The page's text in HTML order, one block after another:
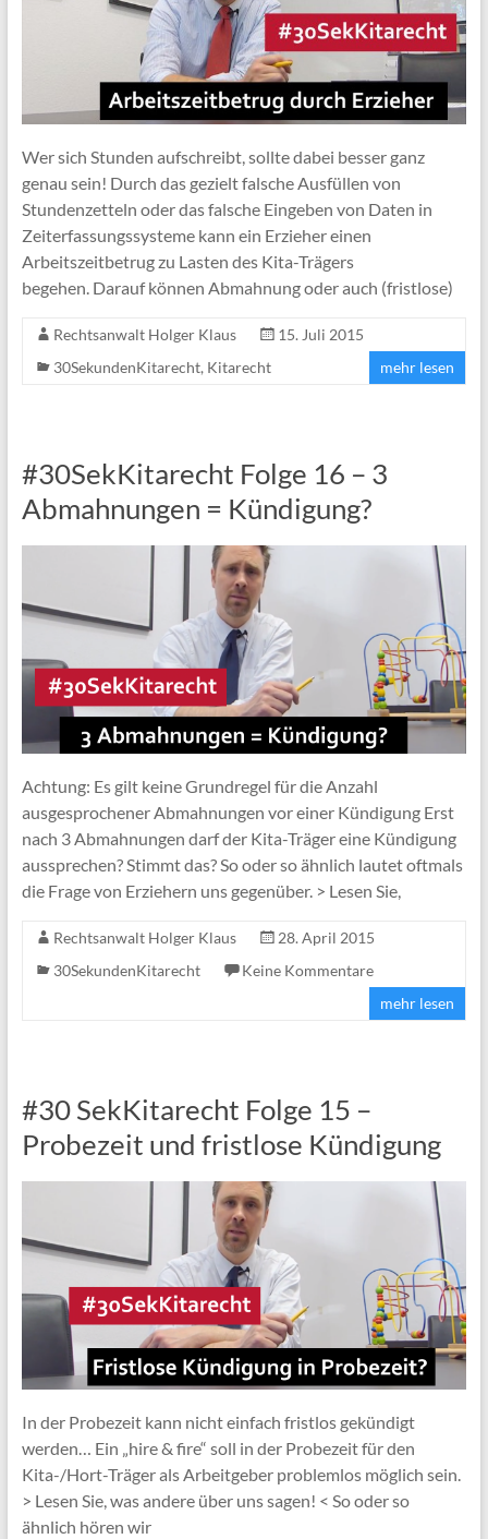
Wer sich Stunden aufschreibt, sollte dabei besser ganz
genau sein! Durch das gezielt falsche Ausfüllen von
Stundenzetteln oder das falsche Eingeben von Daten in
Zeiterfassungssysteme kann ein Erzieher einen
Arbeitszeitbetrug zu Lasten des Kita-Trägers
begehen. Darauf können Abmahnung oder auch (fristlose)
Rechtsanwalt Holger Klaus
15. Juli 2015
30SekundenKitarecht, Kitarecht mehr lesen
#30SekKitarecht Folge 16 – 3
Abmahnungen = Kündigung?
Achtung: Es gilt keine Grundregel für die Anzahl
ausgesprochener Abmahnungen vor einer Kündigung Erst
nach 3 Abmahnungen darf der Kita-Träger eine Kündigung
aussprechen? Stimmt das? So oder so ähnlich lautet oftmals
die Frage von Erziehern uns gegenüber. > Lesen Sie,
Rechtsanwalt Holger Klaus
28. April 2015
30SekundenKitarecht
Keine Kommentare
mehr lesen
#30 SekKitarecht Folge 15 –
Probezeit und fristlose Kündigung
In der Probezeit kann nicht einfach fristlos gekündigt
werden… Ein „hire & fire“ soll in der Probezeit für den
Kita-/Hort-Träger als Arbeitgeber problemlos möglich sein.
> Lesen Sie, was andere über uns sagen! < So oder so
ähnlich hören wir